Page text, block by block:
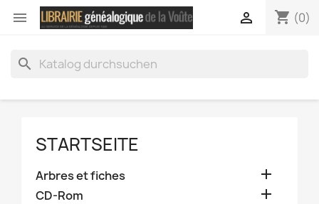
 shopping_cart (0)

search
STARTSEITE
Arbres et fiches 
CD-Rom 